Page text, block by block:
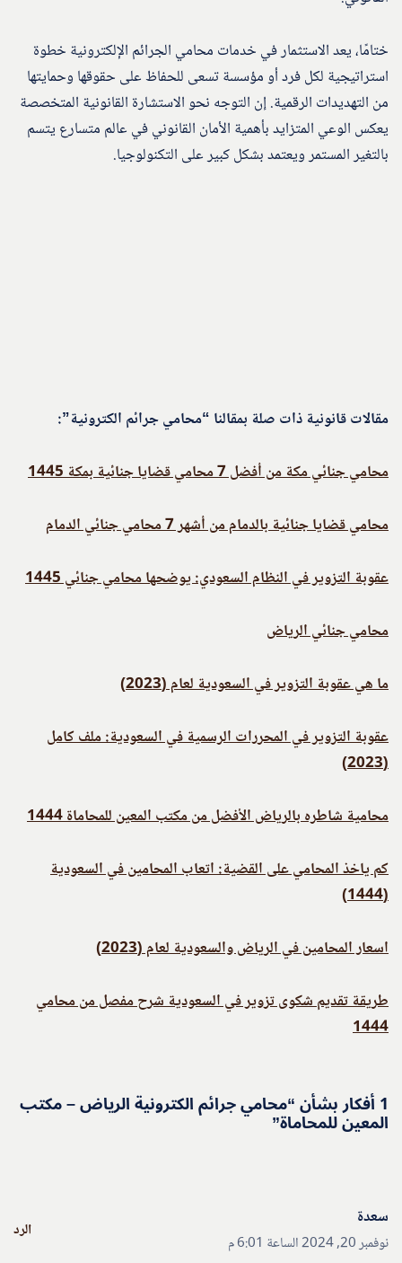
ختامًا، يعد الاستثمار في خدمات محامي الجرائم الإلكترونية خطوة
استراتيجية لكل فرد أو مؤسسة تسعى للحفاظ على حقوقها وحمايتها
من التهديدات الرقمية. إن التوجه نحو الاستشارة القانونية المتخصصة
يعكس الوعي المتزايد بأهمية الأمان القانوني في عالم متسارع يتسم
بالتغير المستمر ويعتمد بشكل كبير على التكنولوجيا.
مقالات قانونية ذات صلة بمقالنا “محامي جرائم الكترونية”:
محامي جنائي مكة من أفضل 7 محامي قضايا جنائية بمكة 1445
محامي قضايا جنائية بالدمام من أشهر 7 محامي جنائي الدمام
عقوبة التزوير في النظام السعودي: يوضحها محامي جنائي 1445
محامي جنائي الرياض
ما هي عقوبة التزوير في السعودية لعام (2023)
عقوبة التزوير في المحررات الرسمية في السعودية: ملف كامل
(2023)
محامية شاطره بالرياض الأفضل من مكتب المعين للمحاماة 1444
كم ياخذ المحامي على القضية: اتعاب المحامين في السعودية
(1444)
اسعار المحامين في الرياض والسعودية لعام (2023)
طريقة تقديم شكوى تزوير في السعودية شرح مفصل من محامي
1444
1 أفكار بشأن “محامي جرائم الكترونية الرياض – مكتب
المعين للمحاماة”
سعدة
نوفمبر 20, 2024 الساعة 6:01 م
الرد